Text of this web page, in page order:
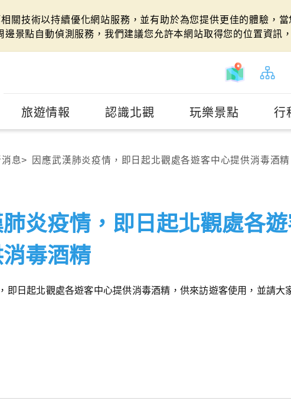
關技術以持續優化網站服務，並有助於為您提供更佳的體驗，
邊景點自動偵測服務，我們建議您允許本網站取得您的位置資訊
旅遊情報 認識北觀 玩樂景點 行
息 因應武漢肺炎疫情，即日起北觀處各遊客中心提供消毒酒精
肺炎疫情，即日起北觀處各
毒酒精
即日起北觀處各遊客中心提供消毒酒精，供來訪遊客使用，並請大